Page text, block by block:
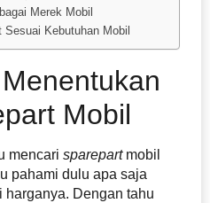
Merek Mobil
Kebutuhan Mobil
Mobil
mencari sparepart mobil
pahami dulu apa saja
harganya. Dengan tahu